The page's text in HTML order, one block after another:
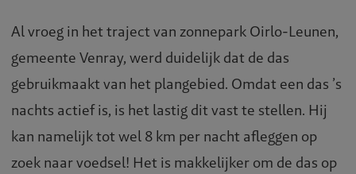
Al vroeg in het traject van zonnepark Oirlo-Leunen,
gemeente Venray, werd duidelijk dat de das
gebruikmaakt van het plangebied. Omdat een das ’s
nachts actief is, is het lastig dit vast te stellen. Hij
kan namelijk tot wel 8 km per nacht afleggen op
zoek naar voedsel! Het is makkelijker om de das op